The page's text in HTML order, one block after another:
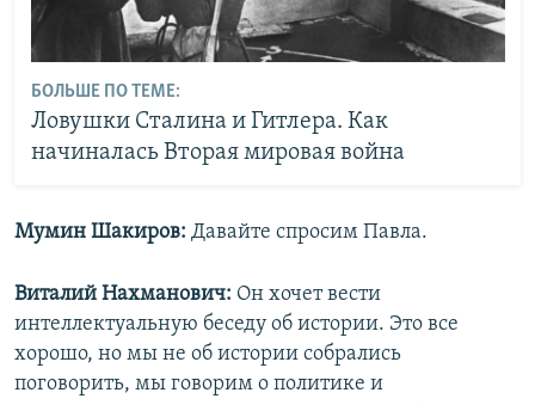
БОЛЬШЕ ПО ТЕМЕ:
Ловушки Сталина и Гитлера. Как
начиналась Вторая мировая война
Мумин Шакиров: Давайте спросим Павла.
Виталий Нахманович: Он хочет вести
интеллектуальную беседу об истории. Это все
хорошо, но мы не об истории собрались
поговорить, мы говорим о политике и